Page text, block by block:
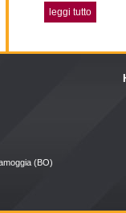
leggi tutto
(BO)